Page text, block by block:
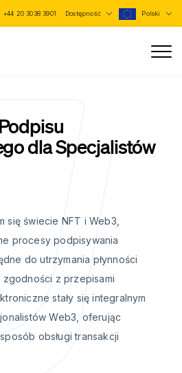
+44 20 3038 3901 Dostępność Polski
dla Specjalistów
się świecie NFT i Web3,
procesy podpisywania
do utrzymania płynności
z przepisami
stały się integralnym
Web3, oferując
obsługi transakcji